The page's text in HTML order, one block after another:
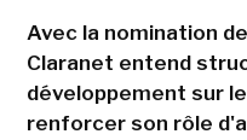
Avec la nomination
Claranet entend
développement sur
renforcer son rôle